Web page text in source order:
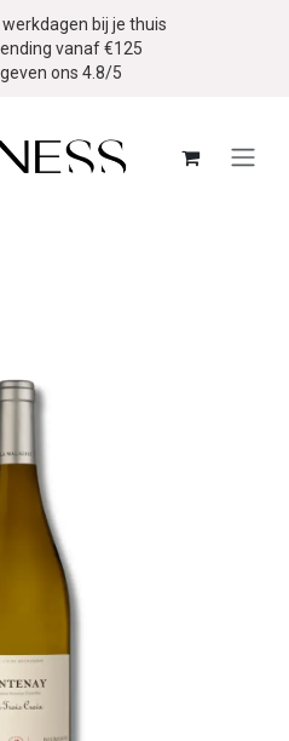
bij je thuis
vanaf €125
ons 4.8/5